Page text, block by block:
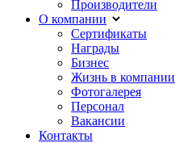
Производители
О компании
Сертификаты
Награды
Бизнес
Жизнь в компании
Фотогалерея
Персонал
Вакансии
Контакты